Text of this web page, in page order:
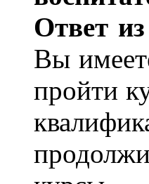
Ответ
Вы
пройти